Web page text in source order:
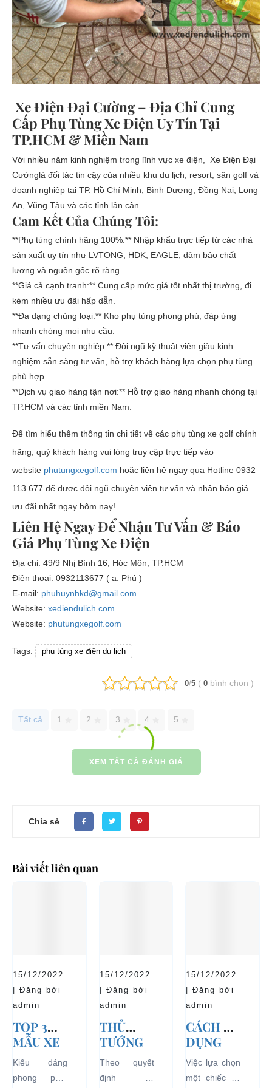
Xe Điện Đại Cường – Địa Chỉ Cung
Cấp Phụ Tùng Xe Điện Uy Tín Tại
TP.HCM & Miền Nam
Với nhiều năm kinh nghiệm trong lĩnh vực xe điện, Xe Điện Đại
Cườnglà đối tác tin cậy của nhiều khu du lịch, resort, sân golf và
doanh nghiệp tại TP. Hồ Chí Minh, Bình Dương, Đồng Nai, Long
An, Vũng Tàu và các tỉnh lân cận.
Cam Kết Của Chúng Tôi:
**Phụ tùng chính hãng 100%:** Nhập khẩu trực tiếp từ các nhà
sản xuất uy tín như LVTONG, HDK, EAGLE, đảm bảo chất
lượng và nguồn gốc rõ ràng.
**Giá cả cạnh tranh:** Cung cấp mức giá tốt nhất thị trường, đi
kèm nhiều ưu đãi hấp dẫn.
**Đa dạng chủng loại:** Kho phụ tùng phong phú, đáp ứng
nhanh chóng mọi nhu cầu.
**Tư vấn chuyên nghiệp:** Đội ngũ kỹ thuật viên giàu kinh
nghiệm sẵn sàng tư vấn, hỗ trợ khách hàng lựa chọn phụ tùng
phù hợp.
**Dịch vụ giao hàng tận nơi:** Hỗ trợ giao hàng nhanh chóng tại
TP.HCM và các tỉnh miền Nam.
Để tìm hiểu thêm thông tin chi tiết về các phụ tùng xe golf chính
hãng, quý khách hàng vui lòng truy cập trực tiếp vào
website phutungxegolf.com hoặc liên hệ ngay qua Hotline 0932
113 677 để được đội ngũ chuyên viên tư vấn và nhận báo giá
ưu đãi nhất ngay hôm nay!
Liên Hệ Ngay Để Nhận Tư Vấn & Báo
Giá Phụ Tùng Xe Điện
Địa chỉ: 49/9 Nhị Bình 16, Hóc Môn, TP.HCM
Điện thoại: 0932113677 ( a. Phú )
E-mail: phuhuynhkd@gmail.com
Website: xediendulich.com
Website: phutungxegolf.com
Tags: phụ tùng xe điện du lịch
0/5 ( 0 bình chọn )
Tất cả 1 2 3 4 5
XEM TẤT CẢ ĐÁNH GIÁ
Chia sẻ
Bài viết liên quan
15/12/2022
| Đăng bởi
admin
TOP 3
MẪU XE
Ô TÔ
ĐIỆN
Kiểu dáng
phong phú,
15/12/2022
| Đăng bởi
admin
THỦ
TƯỚNG
CHÍNH
PHỦ
Theo quyết
định số
15/12/2022
| Đăng bởi
admin
CÁCH SỬ
DỤNG
XE Ô TÔ
ĐIỆN ĐỂ
Việc lựa chọn
một chiếc xe